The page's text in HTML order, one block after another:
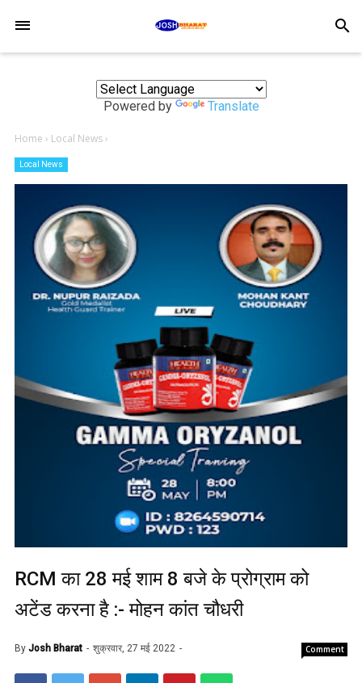
search
Powered by Translate
Home › Local News›
Local News
RCM का 28 मई शाम 8 बजे के प्रोग्राम को
अटेंड करना है :- मोहन कांत चौधरी
By Josh Bharat शुक्रवार, 27 मई 2022 Comment